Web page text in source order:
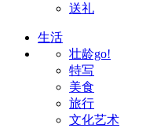
送礼
生活
壮龄go!
特写
美食
旅行
文化艺术